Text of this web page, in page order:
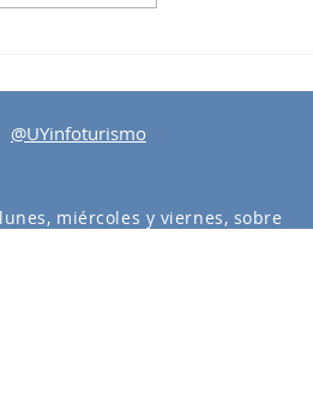
Velero “Punta del Este”
@UYinfoturismo
miércoles y viernes, sobre